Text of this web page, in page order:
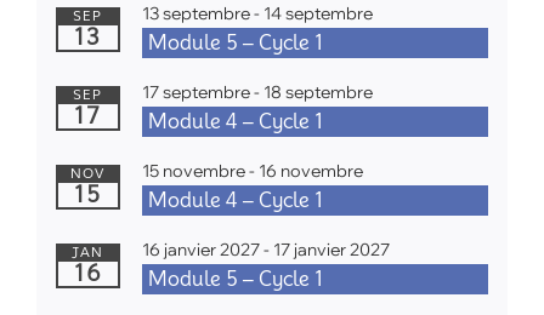
SEP
13
13 septembre- 14 septembre
Module 5 – Cycle 1
SEP
17
17 septembre- 18 septembre
Module 4 – Cycle 1
NOV
15
15 novembre- 16 novembre
Module 4 – Cycle 1
JAN
16
16 janvier 2027- 17 janvier 2027
Module 5 – Cycle 1